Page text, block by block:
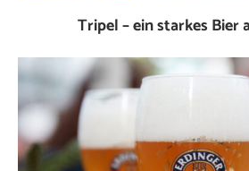
Tripel – ein starkes Bier